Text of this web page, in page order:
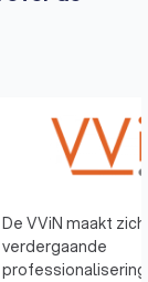
De VViN maakt
verdergaande
professionalisering